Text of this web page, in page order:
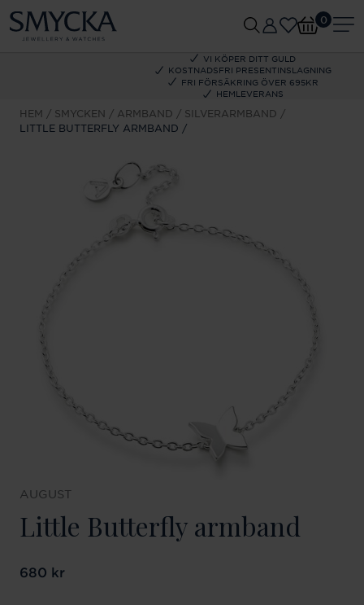
VI KÖPER DITT GULD
KOSTNADSFRI PRESENTINSLAGNING
FRI FÖRSÄKRING ÖVER 695KR
HEMLEVERANS
0
HEM SMYCKEN ARMBAND
SILVERARMBAND
LITTLE BUTTERFLY ARMBAND
AUGUST
Little Butterfly armband
Pris:680 kr
680 kr